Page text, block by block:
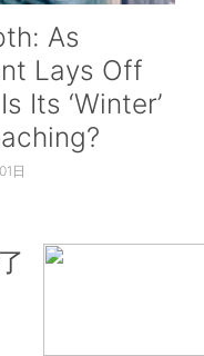
As
Lays Off
Its ‘Winter’
日